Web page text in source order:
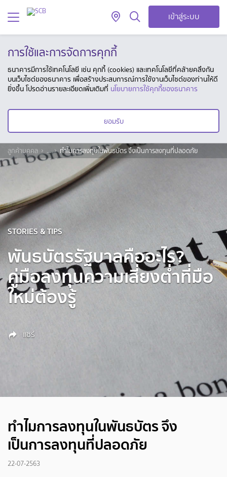
เข้าสู่ระบบ
การใช้และการจัดการคุกกี้
ธนาคารมีการใช้เทคโนโลยี เช่น คุกกี้ (cookies) และเทคโนโลยีที่คล้ายคลึงกัน
บนเว็บไซต์ของธนาคาร เพื่อสร้างประสบการณ์การใช้งานเว็บไซต์ของท่านให้ดี
ยิ่งขึ้น โปรดอ่านรายละเอียดเพิ่มเติมที่ นโยบายการใช้คุกกี้ของธนาคาร
ยอมรับ
ลูกค้าบุคคล ... ทำไมการลงทุนในพันธบัตร จึงเป็นการลงทุนที่ปลอดภัย
STORIES & TIPS
พันธบัตรรัฐบาลคืออะไร?
คู่มือลงทุนความเสี่ยงต่ำที่มือ
ใหม่ต้องรู้
แชร์
ทำไมการลงทุนในพันธบัตร จึง
เป็นการลงทุนที่ปลอดภัย
22-07-2563